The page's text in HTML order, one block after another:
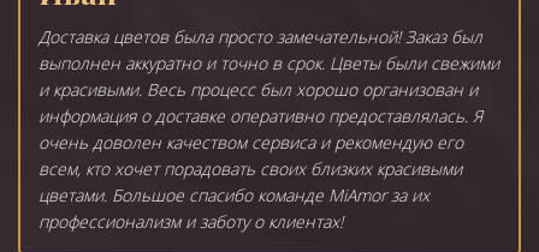
Доставка цветов была просто замечательной! Заказ был
выполнен аккуратно и точно в срок. Цветы были свежими
и красивыми. Весь процесс был хорошо организован и
информация о доставке оперативно предоставлялась. Я
очень доволен качеством сервиса и рекомендую его
всем, кто хочет порадовать своих близких красивыми
цветами. Большое спасибо команде MiAmor за их
профессионализм и заботу о клиентах!